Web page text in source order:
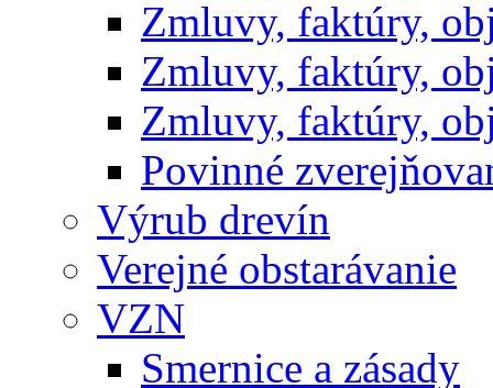
Zmluvy, faktúry,
Zmluvy, faktúry,
Zmluvy, faktúry,
Povinné
Výrub drevín
Verejné obstarávanie
VZN
Smernice a zásady